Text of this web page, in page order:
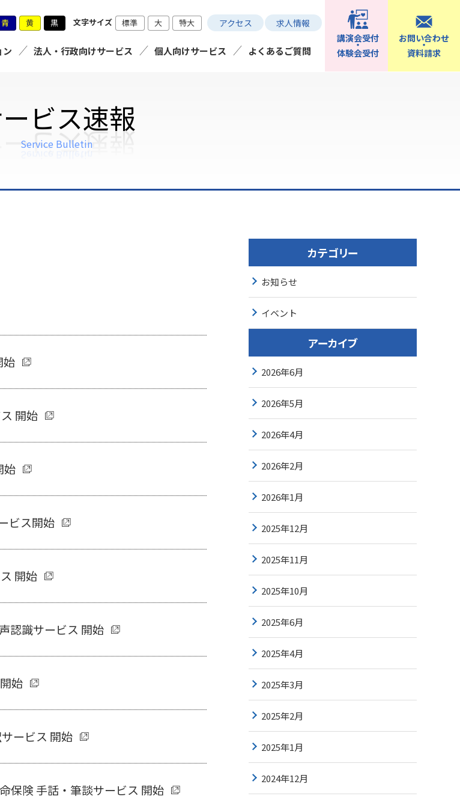
青 黄 黒 文字サイズ 標準 大 特大 アクセス 求人情報
ン 法人・行政向けサービス 個人向けサービス よくあるご質問
講演会受付
体験会受付
お問い合わせ
資料請求
ビス速報
Service Bulletin
始
開始
始
ビス開始
開始
認識サービス 開始
始
ービス 開始
保険 手話・筆談サービス 開始
カテゴリー
お知らせ
イベント
アーカイブ
2026年6月
2026年5月
2026年4月
2026年2月
2026年1月
2025年12月
2025年11月
2025年10月
2025年6月
2025年4月
2025年3月
2025年2月
2025年1月
2024年12月